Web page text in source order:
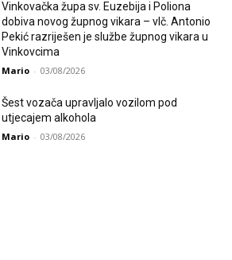
Vinkovačka župa sv. Euzebija i Poliona
dobiva novog župnog vikara – vlč. Antonio
Pekić razriješen je službe župnog vikara u
Vinkovcima
Mario - 03/08/2026
Šest vozača upravljalo vozilom pod
utjecajem alkohola
Mario - 03/08/2026